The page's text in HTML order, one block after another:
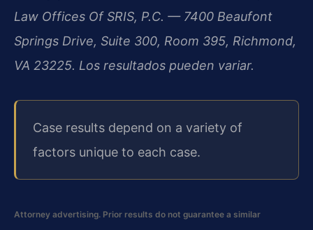
Law Offices Of SRIS, P.C. — 7400 Beaufont
Springs Drive, Suite 300, Room 395, Richmond,
VA 23225. Los resultados pueden variar.
Case results depend on a variety of
factors unique to each case.
Attorney advertising. Prior results do not guarantee a similar